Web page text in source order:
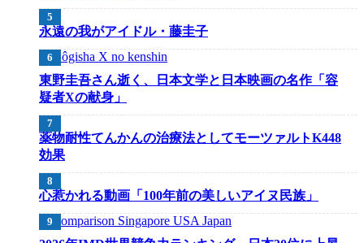
永遠の我がアイドル・藤圭子
東野圭吾さん逝く、日本文学と日本映画の名作「容
疑者Xの献身」
薬物耐性てんかんの治療法としてモーツァルトK448
効果
心惹かれる動画「100年前の美しいアイヌ民族」